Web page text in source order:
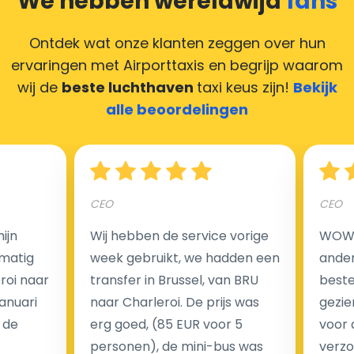
Deze situatie is vrij gebruikelijk in onze tijd van
creditcards. Geen probleem! U kunt ons heel blij
maken door uw feedback achter te laten en wij
zorgen ervoor dat uw chauffeur deze krijgt.
Hoeveel kost een luchthaven taxi transfer?
Een van de meest aantrekkelijke voordelen van
luchthaventaxi's is een vast tarief voor uw rit. In
tegenstelling tot traditionele taxi's met taxameter
brengen wij u geen extra kosten in rekening voor de
nachtrit.
We hebben geen ophaaltarief of extra kosten voor
Ontdek wat onze klanten zeggen over hun
ervaringen met Airporttaxis en begrijp waarom
wij de beste luchthaven taxi keus zijn! Bekijk
alle beoordelingen
naar
CEO
Wij hebben de service vorige
week gebruikt, we hadden een
transfer in Brussel, van BRU
naar Charleroi. De prijs was
erg goed, (85 EUR voor 5
personen), de mini-bus was
CEO
voor